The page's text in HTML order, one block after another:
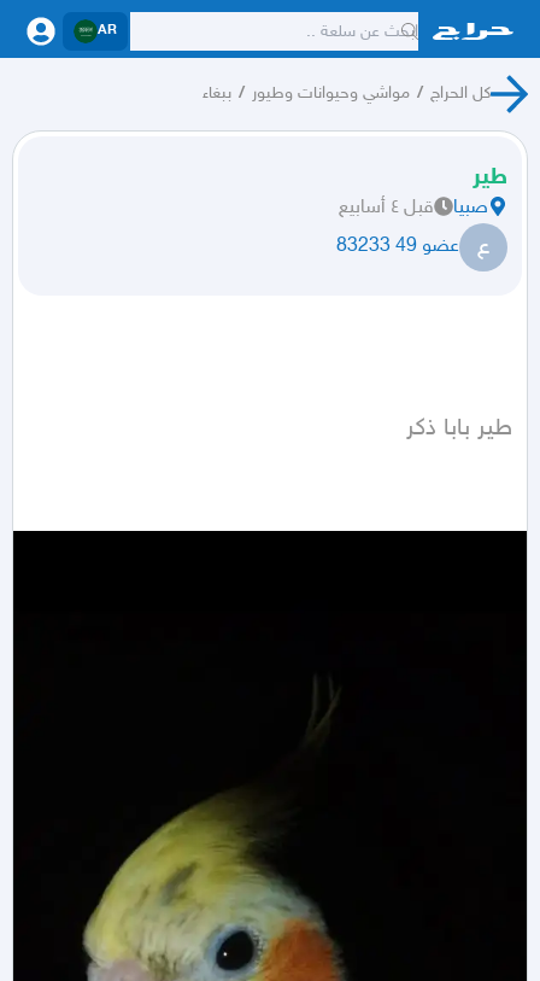
AR
كل الحراج / مواشي وحيوانات وطيور / ببغاء
طير
صبيا قبل ٤ أسابيع
ع عضو 49 83233
طير بابا ذكر